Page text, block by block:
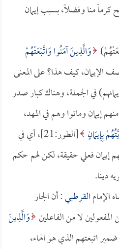
كرماً منا وفضلاً، بسبب إيمان
وَالَّذِينَ آمَنُوا وَاتَّبَعَتْهُمْ
بوصف الإيمان، كيف هذا؟ على المعنى
في الجملة، وهناك كبار صدر
إيمان وماتوا وهم في المهد،
بِإِيمَانٍ
[الطور:21]، أي في
إيمان فعلي حقيقة، لكن لهم حكم
دينا.
الإمامالقرطبي: أن الجار
لا من الفاعلين وَالَّذِينَ
ضمير اتبعتهم الذي هو الهاء،